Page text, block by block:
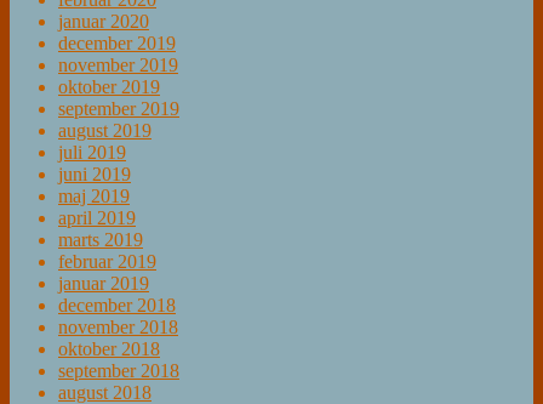
januar 2020
december 2019
november 2019
oktober 2019
september 2019
august 2019
juli 2019
juni 2019
maj 2019
april 2019
marts 2019
februar 2019
januar 2019
december 2018
november 2018
oktober 2018
september 2018
august 2018